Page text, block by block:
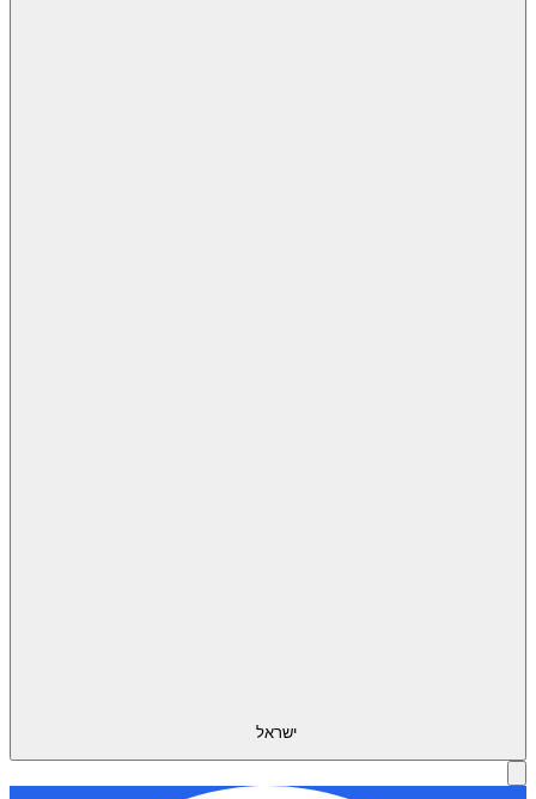
ישראל